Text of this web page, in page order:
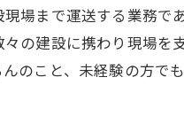
場まで運送する業務で
の建設に携わり現場を
のこと、未経験の方で